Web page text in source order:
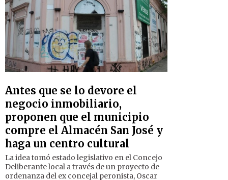
Antes que se lo devore el
negocio inmobiliario,
proponen que el municipio
compre el Almacén San José y
haga un centro cultural
La idea tomó estado legislativo en el Concejo
Deliberante local a través de un proyecto de
ordenanza del ex concejal peronista, Oscar